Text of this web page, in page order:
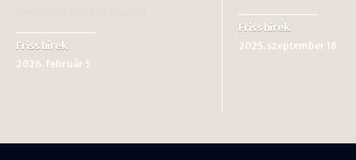
Friss hírek
2026. február 5
Friss hírek
2025. szeptember 18